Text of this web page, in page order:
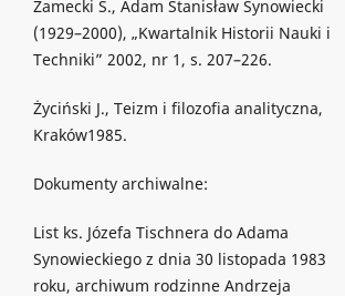
Zamecki S., Adam Stanisław Synowiecki
(1929–2000), „Kwartalnik Historii Nauki i
Techniki” 2002, nr 1, s. 207–226.
Życiński J., Teizm i filozofia analityczna,
Kraków1985.
Dokumenty archiwalne:
List ks. Józefa Tischnera do Adama
Synowieckiego z dnia 30 listopada 1983
roku, archiwum rodzinne Andrzeja